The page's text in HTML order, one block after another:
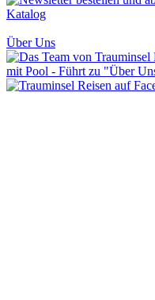
Katalog
Über Uns